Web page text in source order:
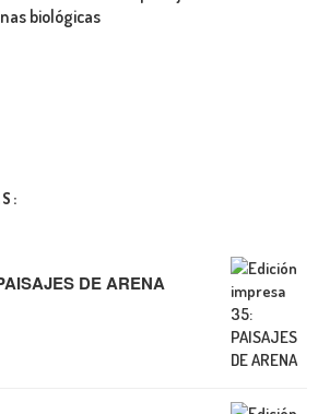
biológicas
DE ARENA